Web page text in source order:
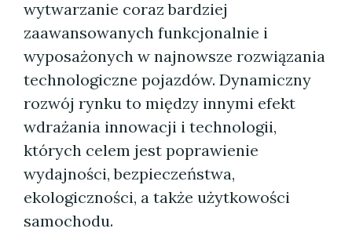
wytwarzanie coraz bardziej
zaawansowanych funkcjonalnie i
wyposażonych w najnowsze rozwiązania
technologiczne pojazdów. Dynamiczny
rozwój rynku to między innymi efekt
wdrażania innowacji i technologii,
których celem jest poprawienie
wydajności, bezpieczeństwa,
ekologiczności, a także użytkowości
samochodu.